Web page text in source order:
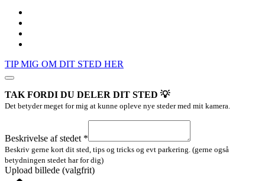
TIP MIG OM DIT STED HER
TAK FORDI DU DELER DIT STED 💡
Det betyder meget for mig at kunne opleve nye steder med mit kamera.
(valgfrit)
Beskrivelse
Beskrivelse af stedet *
Beskriv gerne kort dit sted, tips og tricks og evt parkering. (gerne også
betydningen stedet har for dig)
Upload billede (valgfrit)